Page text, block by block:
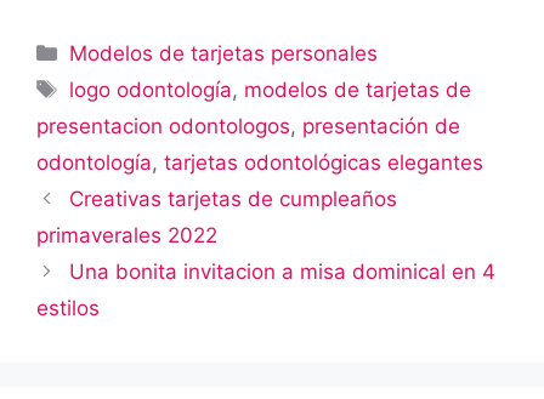
Categorías
Modelos de tarjetas personales
Etiquetas
logo odontología, modelos de tarjetas de
presentacion odontologos, presentación de
odontología, tarjetas odontológicas elegantes
Creativas tarjetas de cumpleaños
primaverales 2022
Una bonita invitacion a misa dominical en 4
estilos